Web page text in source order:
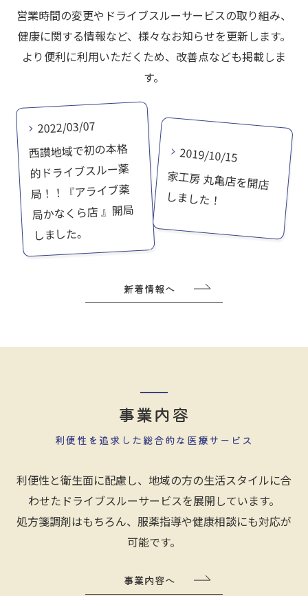
営業時間の変更やドライブスルーサービスの取り組み、
健康に関する情報など、様々なお知らせを更新します。
より便利に利用いただくため、改善点なども掲載しま
す。
2022/03/07
西讃地域で初の本格
的ドライブスルー薬
局！！『アライブ薬
局かなくら店 』開局
しました。
2019/10/15
家工房 丸亀店を開店
しました！
新着情報へ
事業内容
利便性を追求した総合的な医療サービス
利便性と衛生面に配慮し、地域の方の生活スタイルに合
わせたドライブスルーサービスを展開しています。
処方箋調剤はもちろん、服薬指導や健康相談にも対応が
可能です。
事業内容へ